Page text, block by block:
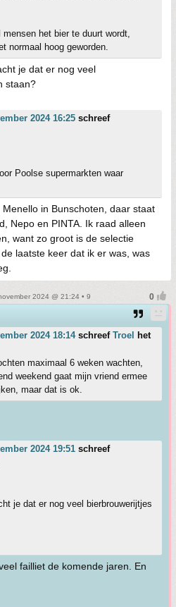
het bier te duurt wordt,
normaal hoog geworden.
je dat er nog veel
staan?
2024 16:25 schreef
Poolse supermarkten waar
in Bunschoten, daar staat
Nepo en PINTA. Ik raad alleen
want zo groot is de selectie
laatste keer dat ik er was, was
2024 @ 21:24 • 9
2024 18:14schreef Troel het
maximaal 6 weken wachten,
weekend gaat mijn vriend ermee
maar dat is ok.
2024 19:51 schreef
je dat er nog veel bierbrouwerijtjes
failliet de komende jaren. En